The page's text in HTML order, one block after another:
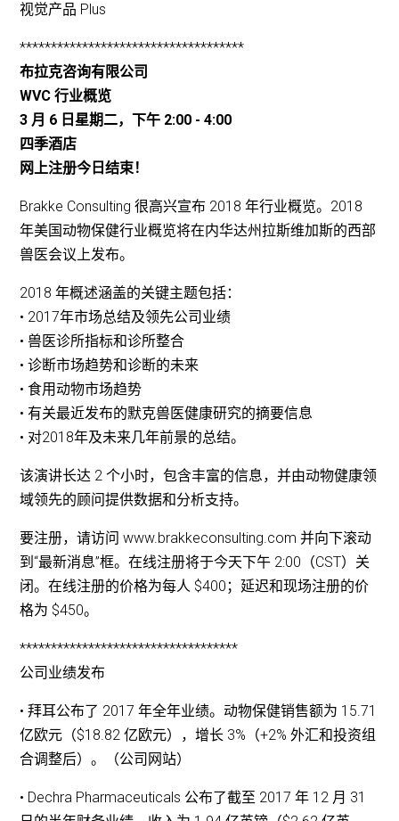
视觉产品 Plus
************************************
布拉克咨询有限公司
WVC 行业概览
3 月 6 日星期二，下午 2:00 - 4:00
四季酒店
网上注册今日结束！
Brakke Consulting 很高兴宣布 2018 年行业概览。2018
年美国动物保健行业概览将在内华达州拉斯维加斯的西部
兽医会议上发布。
2018 年概述涵盖的关键主题包括：
• 2017年市场总结及领先公司业绩
• 兽医诊所指标和诊所整合
• 诊断市场趋势和诊断的未来
• 食用动物市场趋势
• 有关最近发布的默克兽医健康研究的摘要信息
• 对2018年及未来几年前景的总结。
该演讲长达 2 个小时，包含丰富的信息，并由动物健康领
域领先的顾问提供数据和分析支持。
要注册，请访问 www.brakkeconsulting.com 并向下滚动
到“最新消息”框。在线注册将于今天下午 2:00（CST）关
闭。在线注册的价格为每人 $400；延迟和现场注册的价
格为 $450。
***********************************
公司业绩发布
• 拜耳公布了 2017 年全年业绩。动物保健销售额为 15.71
亿欧元（$18.82 亿欧元），增长 3%（+2% 外汇和投资组
合调整后）。（公司网站）
• Dechra Pharmaceuticals 公布了截至 2017 年 12 月 31